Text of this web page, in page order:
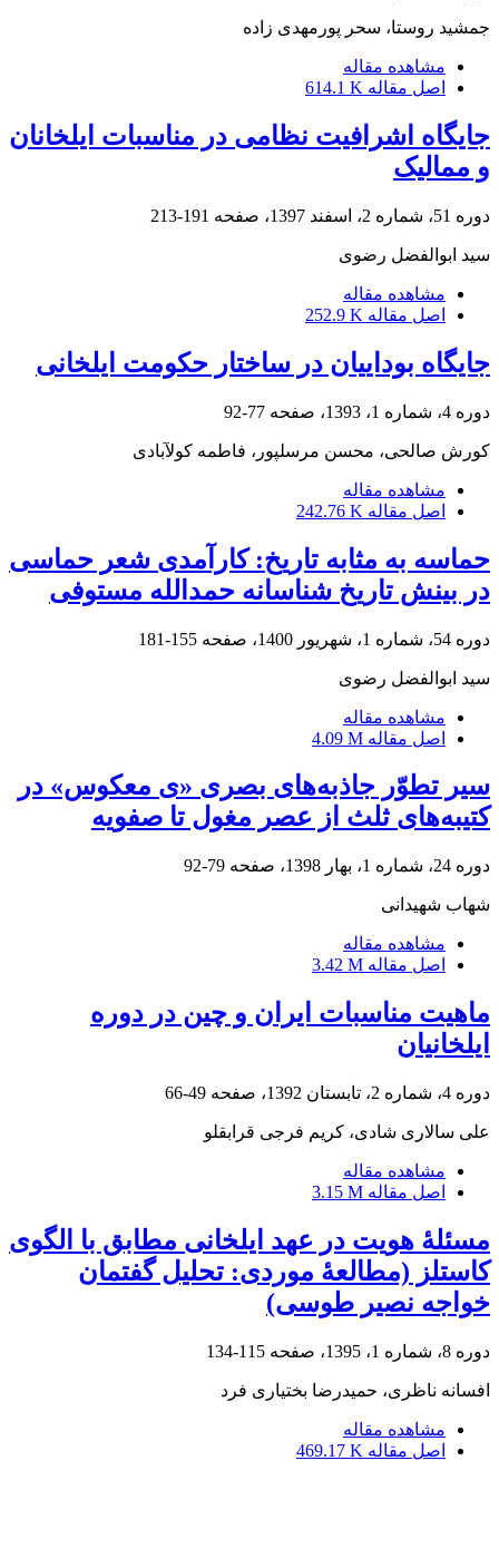
جمشید روستا، سحر پورمهدی زاده
مشاهده مقاله
اصل مقاله 614.1 K
جایگاه اشرافیت نظامی در مناسبات ایلخانان
و ممالیک
دوره 51، شماره 2، اسفند 1397، صفحه 191-213
سید ابوالفضل رضوی
مشاهده مقاله
اصل مقاله 252.9 K
جایگاه بوداییان در ساختار حکومت ایلخانی
دوره 4، شماره 1، 1393، صفحه 77-92
کورش صالحی، محسن مرسلپور، فاطمه کولآبادی
مشاهده مقاله
اصل مقاله 242.76 K
حماسه به مثابه تاریخ: کارآمدی شعر حماسی
در بینش تاریخ شناسانه حمدالله مستوفی
دوره 54، شماره 1، شهریور 1400، صفحه 155-181
سید ابوالفضل رضوی
مشاهده مقاله
اصل مقاله 4.09 M
سیر تطوّر جاذبه‌های بصری «ی معکوس» در
کتیبه‌های ثلث از عصر مغول تا صفویه
دوره 24، شماره 1، بهار 1398، صفحه 79-92
شهاب شهیدانی
مشاهده مقاله
اصل مقاله 3.42 M
ماهیت مناسبات ایران و چین در دوره
ایلخانیان
دوره 4، شماره 2، تابستان 1392، صفحه 49-66
علی سالاری شادی، کریم فرجی قرابقلو
مشاهده مقاله
اصل مقاله 3.15 M
مسئلۀ هویت در عهد ایلخانی مطابق با الگوی
کاستلز (مطالعۀ موردی: تحلیل گفتمان
خواجه نصیر طوسی)
دوره 8، شماره 1، 1395، صفحه 115-134
افسانه ناظری، حمیدرضا بختیاری فرد
مشاهده مقاله
اصل مقاله 469.17 K